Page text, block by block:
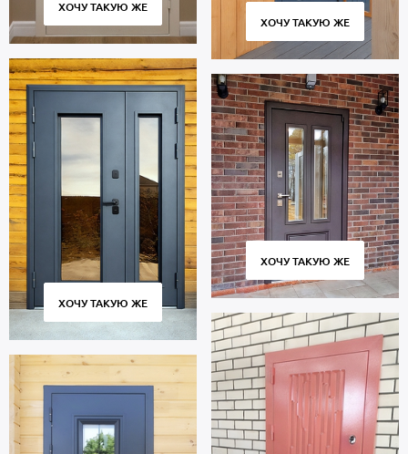
ХОЧУ ТАКУЮ ЖЕ
ХОЧУ ТАКУЮ ЖЕ
ХОЧУ ТАКУЮ ЖЕ
ХОЧУ ТАКУЮ ЖЕ